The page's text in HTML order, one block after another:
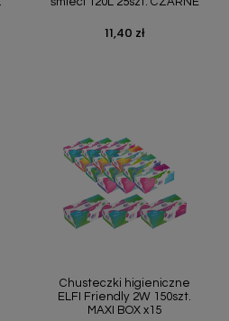
Cena
11,40 zł
Chusteczki higieniczne
ELFI Friendly 2W 150szt.
MAXI BOX x15